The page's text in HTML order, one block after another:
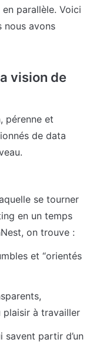
parallèle. Voici
nous avons
vision de
pérenne et
de data
se tourner
en un temps
on trouve :
et “orientés
plaisir à travailler
savent partir d’un